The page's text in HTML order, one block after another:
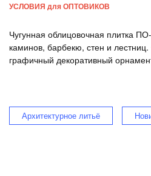
УСЛОВИЯ для ОПТОВИКОВ
Чугунная облицовочная плитка
каминов, барбекю, стен и
графичный декоративный
Архитектурное литьё